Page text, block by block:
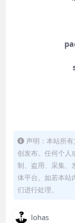
声明：本站所
创发布。任何个人
制、盗用、采集、
体平台。如若本站
们进行处理。
lohas